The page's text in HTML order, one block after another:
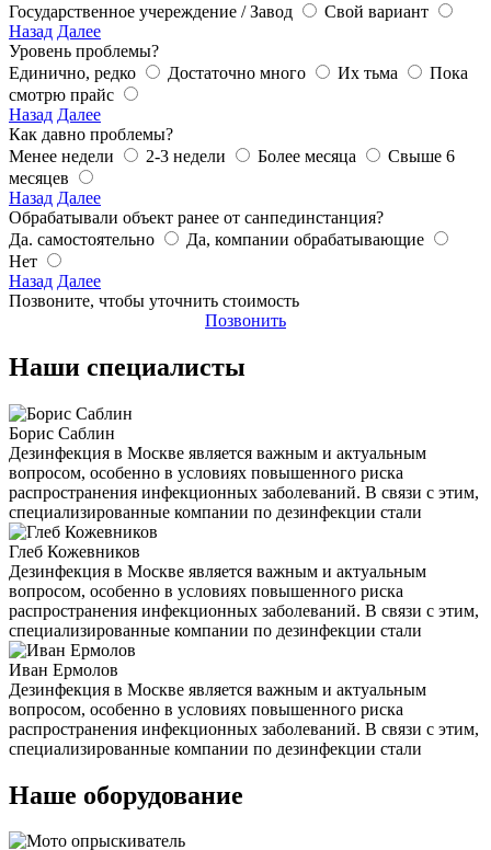
Государственное учереждение / Завод
Свой вариант
Назад Далее
Уровень проблемы?
Единично, редко
Достаточно много Их тьма
Пока
смотрю прайс
Назад Далее
Как давно проблемы?
Менее недели
2-3 недели Более месяца
Свыше 6
месяцев
Назад Далее
Обрабатывали объект ранее от санпединстанция?
Да. самостоятельно
Да, компании обрабатывающие
Нет
Назад Далее
Позвоните, чтобы уточнить стоимость
Позвонить
Наши специалисты
Борис Саблин
Дезинфекция в Москве является важным и актуальным
вопросом, особенно в условиях повышенного риска
распространения инфекционных заболеваний. В связи с этим,
специализированные компании по дезинфекции стали
Глеб Кожевников
Дезинфекция в Москве является важным и актуальным
вопросом, особенно в условиях повышенного риска
распространения инфекционных заболеваний. В связи с этим,
специализированные компании по дезинфекции стали
Иван Ермолов
Дезинфекция в Москве является важным и актуальным
вопросом, особенно в условиях повышенного риска
распространения инфекционных заболеваний. В связи с этим,
специализированные компании по дезинфекции стали
Наше оборудование